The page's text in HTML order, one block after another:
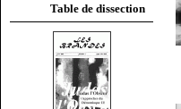
Table de dissection